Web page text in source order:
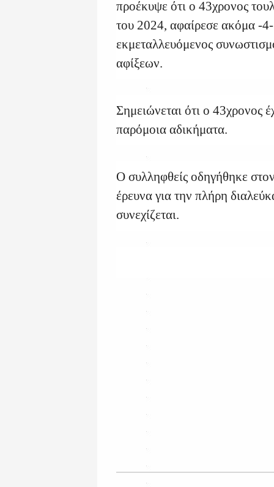
προέκυψε ότι ο 43χρονος
του 2024, αφαίρεσε ακόμα -
εκμεταλλευόμενος
αφίξεων.
Σημειώνεται ότι ο 43χρονος
παρόμοια αδικήματα.
Ο συλληφθείς οδηγήθηκε
έρευνα για την πλήρη
συνεχίζεται.